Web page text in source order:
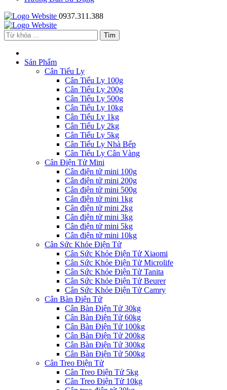
0937.311.388
Sản Phẩm
Cân Tiểu Ly
Cân Tiểu Ly 100g
Cân Tiểu Ly 200g
Cân Tiểu Ly 500g
Cân Tiểu Ly 10kg
Cân Tiểu Ly 1kg
Cân Tiểu Ly 2kg
Cân Tiểu Ly 5kg
Cân Tiểu Ly Nhà Bếp
Cân Tiểu Ly Cân Vàng
Cân Điện Tử Mini
Cân điện tử mini 100g
Cân điện tử mini 200g
Cân điện tử mini 500g
Cân điện tử mini 1kg
Cân điện tử mini 2kg
Cân điện tử mini 3kg
Cân điện tử mini 5kg
Cân điện tử mini 10kg
Cân Sức Khỏe Điện Tử
Cân Sức Khỏe Điện Tử Xiaomi
Cân Sức Khỏe Điện Tử Microlife
Cân Sức Khỏe Điện Tử Tanita
Cân Sức Khỏe Điện Tử Beurer
Cân Sức Khỏe Điện Tử Camry
Cân Bàn Điện Tử
Cân Bàn Điện Tử 30kg
Cân Bàn Điện Tử 60kg
Cân Bàn Điện Tử 100kg
Cân Bàn Điện Tử 200kg
Cân Bàn Điện Tử 300kg
Cân Bàn Điện Tử 500kg
Cân Treo Điện Tử
Cân Treo Điện Tử 5kg
Cân Treo Điện Tử 10kg